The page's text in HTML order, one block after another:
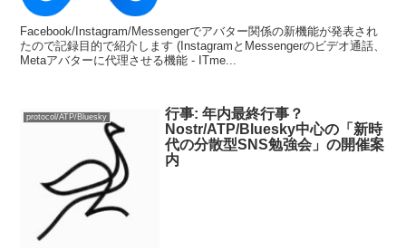
Facebook/Instagram/Messengerでアバター関係の新機能が発表され
たので記録目的で紹介します (InstagramとMessengerのビデオ通話、
Metaアバターに代理させる機能 - ITme...
protocol/ATP/Bluesky
行事: 年内最終行事？
Nostr/ATP/Bluesky中心の「新時
代の分散型SNS勉強会」の開催案
内